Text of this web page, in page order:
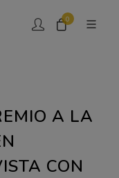
0
A LA
CON